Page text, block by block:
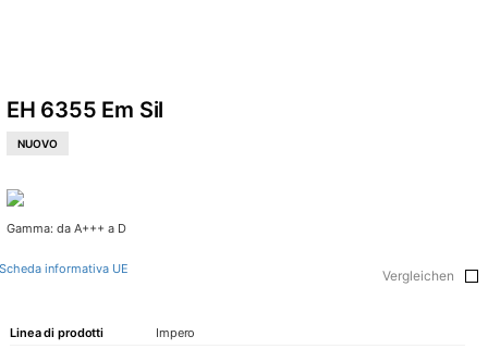
EH 6355 Em Sil
NUOVO
Gamma: da A+++ a D
Scheda informativa UE Vergleichen
Linea di prodotti Impero